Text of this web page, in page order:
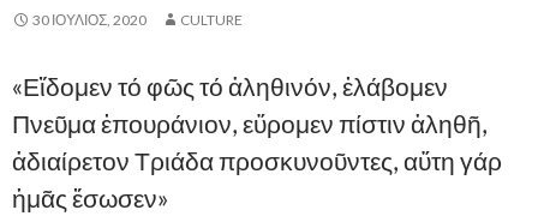
30 ΙΟΎΛΙΟΣ, 2020 CULTURE
«Εἴδομεν τό φῶς τό ἀληθινόν, ἐλάβομεν
Πνεῦμα ἐπουράνιον, εὕρομεν πίστιν ἀληθῆ,
ἀδιαίρετον Τριάδα προσκυνοῦντες, αὕτη γάρ
ἡμᾶς ἔσωσεν»